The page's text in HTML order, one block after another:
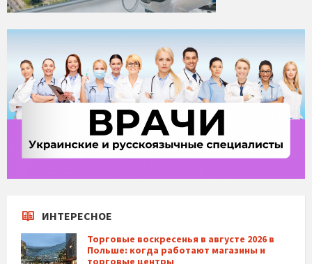
ИНТЕРЕСНОЕ
Торговые воскресенья в августе 2026 в
Польше: когда работают магазины и
торговые центры